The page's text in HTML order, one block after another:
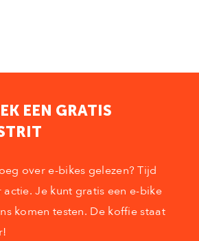
EEN GRATIS
over e-bikes gelezen? Tijd
actie. Je kunt gratis een e-bike
komen testen. De koffie staat